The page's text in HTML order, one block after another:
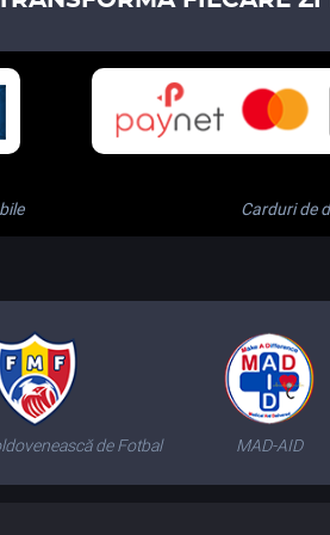
Carduri de
de Fotbal MAD-AID